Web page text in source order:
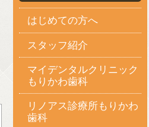
はじめての方へ
スタッフ紹介
マイデンタルクリニック
もりかわ歯科
リノアス診療所もりかわ
歯科